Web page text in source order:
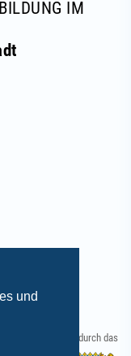
und
IM
Gefördert durch das